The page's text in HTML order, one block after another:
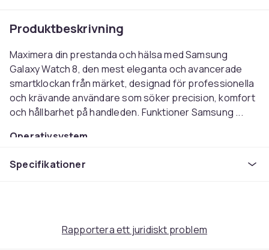
Produktbeskrivning
Maximera din prestanda och hälsa med Samsung
Galaxy Watch 8, den mest eleganta och avancerade
smartklockan från märket, designad för professionella
och krävande användare som söker precision, komfort
och hållbarhet på handleden. Funktioner Samsung ...
Operativsystem
Skärmstorlek
Specifikationer
Rapportera ett juridiskt problem